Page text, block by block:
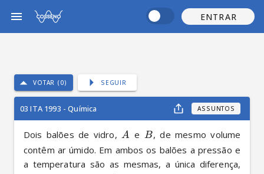
ENTRAR
VOTAR (0) SEGUIR
03 ITA 1993 - Química ASSUNTOS
Dois balões de vidro, A e B, de mesmo volume
contêm ar úmido. Em ambos os balões a pressão e
a temperatura são as mesmas, a única diferença,